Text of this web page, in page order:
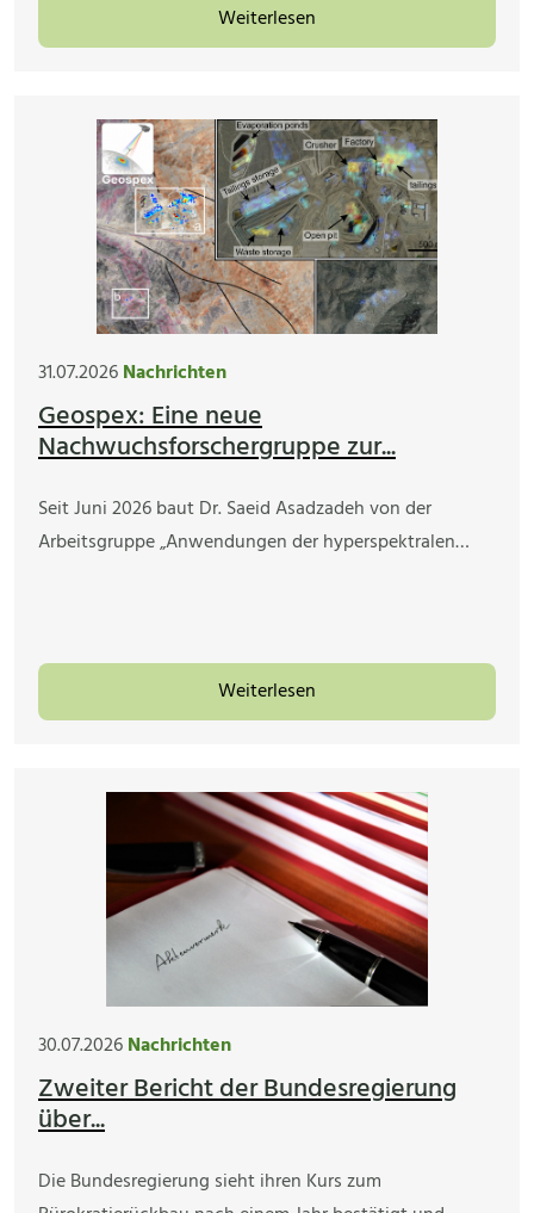
Weiterlesen
31.07.2026Nachrichten
Geospex: Eine neue
Nachwuchsforschergruppe zur...
Seit Juni 2026 baut Dr. Saeid Asadzadeh von der
Arbeitsgruppe „Anwendungen der hyperspektralen…
Weiterlesen
30.07.2026Nachrichten
Zweiter Bericht der Bundesregierung
über...
Die Bundesregierung sieht ihren Kurs zum